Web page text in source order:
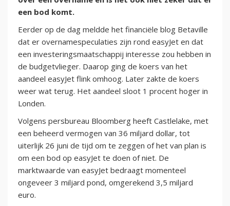
een bod komt.
Eerder op de dag meldde het financiële blog Betaville
dat er overnamespeculaties zijn rond easyJet en dat
een investeringsmaatschappij interesse zou hebben in
de budgetvlieger. Daarop ging de koers van het
aandeel easyJet flink omhoog. Later zakte de koers
weer wat terug. Het aandeel sloot 1 procent hoger in
Londen.
Volgens persbureau Bloomberg heeft Castlelake, met
een beheerd vermogen van 36 miljard dollar, tot
uiterlijk 26 juni de tijd om te zeggen of het van plan is
om een bod op easyJet te doen of niet. De
marktwaarde van easyJet bedraagt momenteel
ongeveer 3 miljard pond, omgerekend 3,5 miljard
euro.